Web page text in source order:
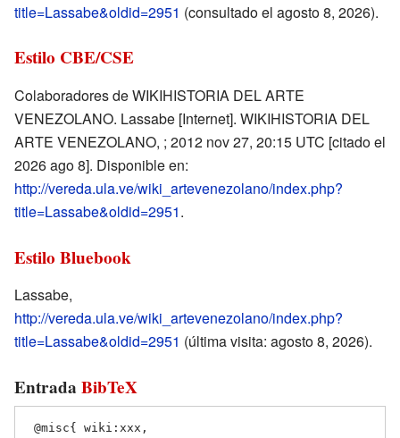
title=Lassabe&oldid=2951 (consultado el agosto 8, 2026).
Estilo CBE/CSE
Colaboradores de WIKIHISTORIA DEL ARTE
VENEZOLANO. Lassabe [Internet]. WIKIHISTORIA DEL
ARTE VENEZOLANO, ; 2012 nov 27, 20:15 UTC [citado el
2026 ago 8]. Disponible en:
http://vereda.ula.ve/wiki_artevenezolano/index.php?
title=Lassabe&oldid=2951.
Estilo Bluebook
Lassabe,
http://vereda.ula.ve/wiki_artevenezolano/index.php?
title=Lassabe&oldid=2951 (última visita: agosto 8, 2026).
Entrada BibTeX